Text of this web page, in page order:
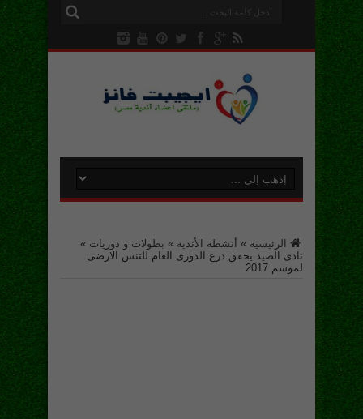
الرئيسية » أنشطة الأندية » بطولات و دوريات »
نادى الصيد يحقق درع الدورى العام للتنس الارضى
لموسم 2017